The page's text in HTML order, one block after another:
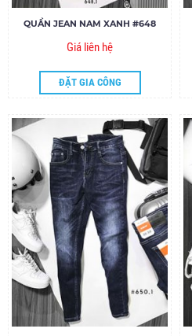
QUẦN JEAN NAM XANH #648
Giá liên hệ
ĐẶT GIA CÔNG